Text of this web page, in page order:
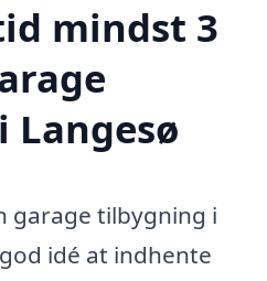
mindst 3
garage tilbygning i
idé at indhente